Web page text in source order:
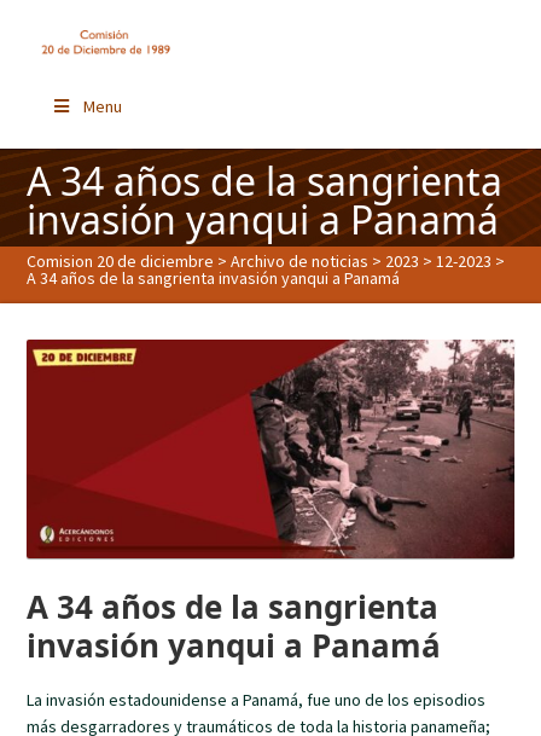
Menu
A 34 años de la sangrienta
invasión yanqui a Panamá
Comision 20 de diciembre >Archivo de noticias > 2023 >12-2023 >
A 34 años de la sangrienta invasión yanqui a Panamá
A 34 años de la sangrienta
invasión yanqui a Panamá
La invasión estadounidense a Panamá, fue uno de los episodios
más desgarradores y traumáticos de toda la historia panameña;